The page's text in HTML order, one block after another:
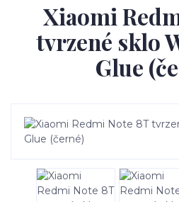
Xiaomi
tvrzené sklo
Glue